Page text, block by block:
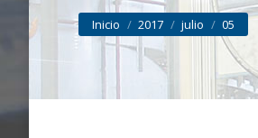
You are here:
Inicio 2017 julio 05